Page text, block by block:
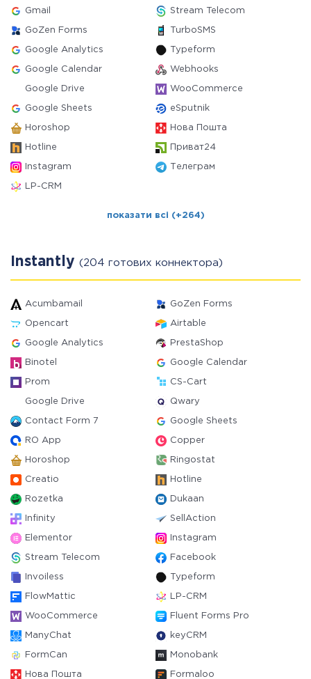
Gmail Stream Telecom
GoZen Forms TurboSMS
Google Analytics Typeform
Google Calendar Webhooks
Google Drive WooCommerce
Google Sheets eSputnik
Horoshop Нова Пошта
Hotline Приват24
Instagram Телеграм
LP-CRM
показати всі (+264)
Instantly (204 готових коннектора)
Acumbamail GoZen Forms
Opencart Airtable
Google Analytics PrestaShop
Binotel Google Calendar
Prom CS-Cart
Google Drive Qwary
Contact Form 7 Google Sheets
RO App Copper
Horoshop Ringostat
Creatio Hotline
Rozetka Dukaan
Infinity SellAction
Elementor Instagram
Stream Telecom Facebook
Invoiless Typeform
FlowMattic LP-CRM
WooCommerce Fluent Forms Pro
ManyChat keyCRM
FormCan Monobank
Нова Пошта Formaloo